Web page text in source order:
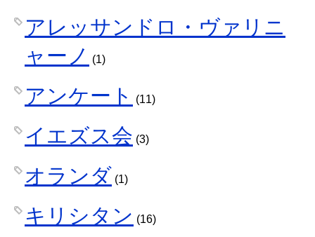
アレッサンドロ・ヴァリニ
ャーノ
(1)
アンケート (11)
イエズス会 (3)
オランダ (1)
キリシタン (16)